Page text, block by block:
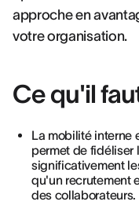
approche en
votre organisation.
Ce qu'il
La mobilité interne
permet de fidéliser
significativement
qu'un recrutement
des collaborateurs.